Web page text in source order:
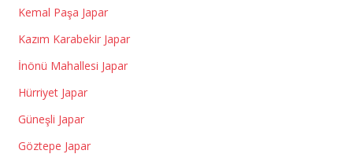
Kemal Paşa Japar
Kazım Karabekir Japar
İnönü Mahallesi Japar
Hürriyet Japar
Güneşli Japar
Göztepe Japar